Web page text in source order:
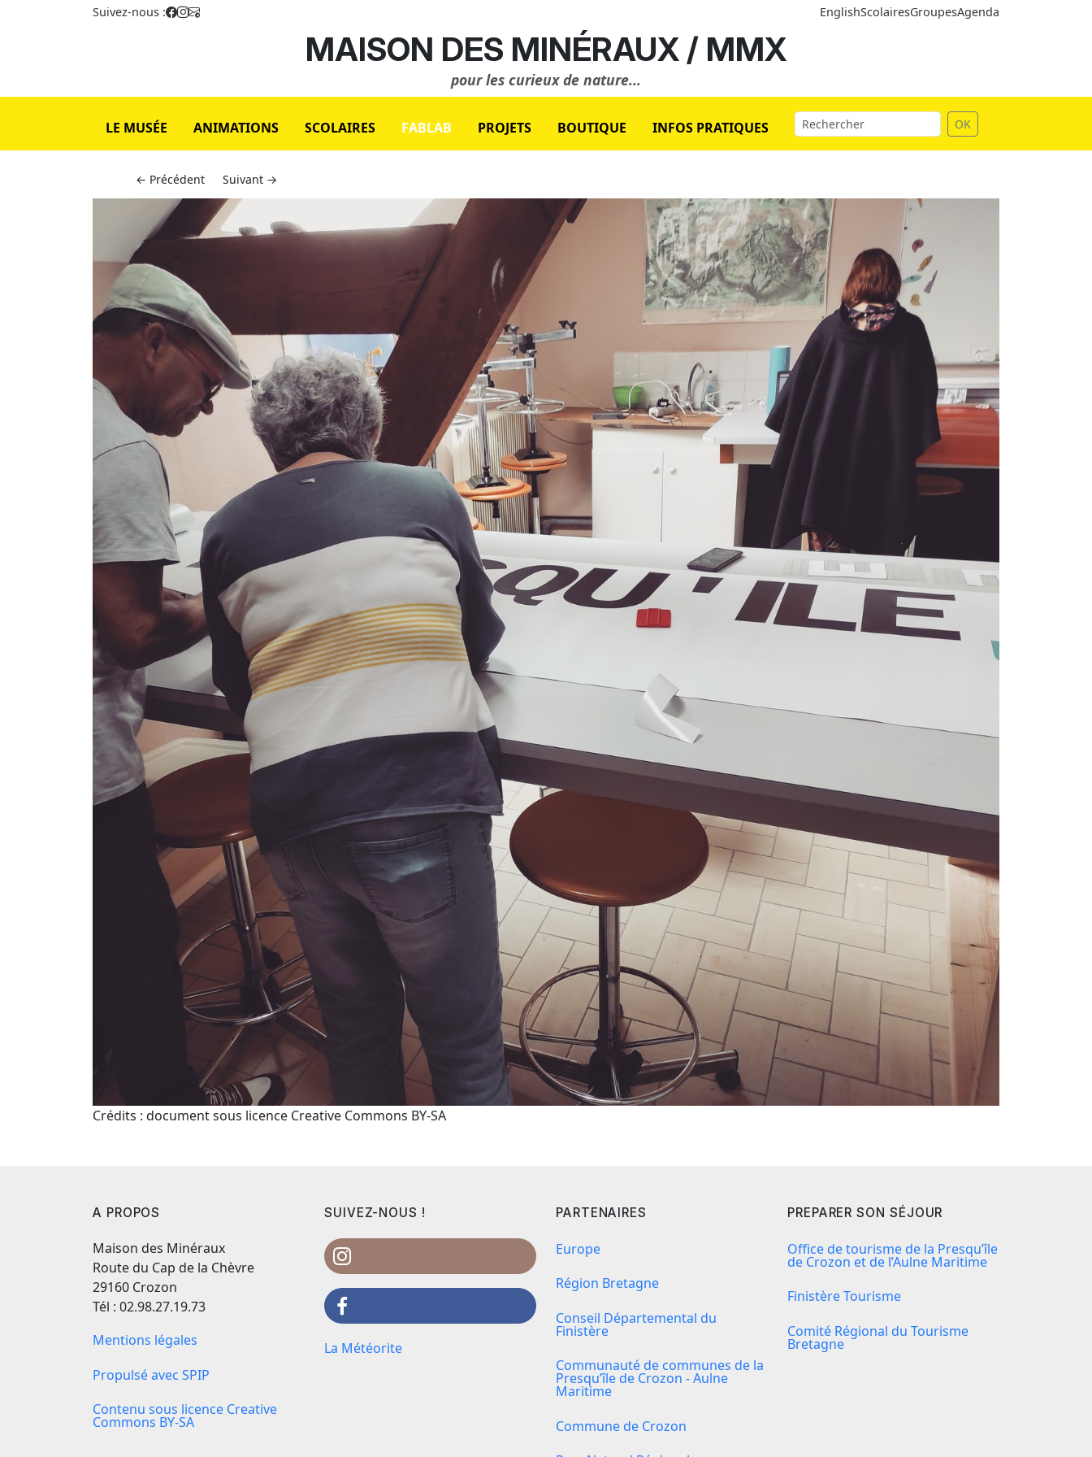
Suivez-nous : EnglishScolairesGroupesAgenda
MAISON DES MINÉRAUX / MMX
pour les curieux de nature...
LE MUSÉE ANIMATIONS SCOLAIRES FABLAB PROJETS BOUTIQUE INFOS PRATIQUES OK
← Précédent Suivant →
Crédits : document sous licence Creative Commons BY-SA
A PROPOS
Maison des Minéraux
Route du Cap de la Chèvre
29160 Crozon
Tél : 02.98.27.19.73
Mentions légales
Propulsé avec SPIP
Contenu sous licence Creative
Commons BY-SA
SUIVEZ-NOUS !
La Météorite
PARTENAIRES
Europe
Région Bretagne
Conseil Départemental du
Finistère
Communauté de communes de la
Presqu’île de Crozon - Aulne
Maritime
Commune de Crozon
PREPARER SON SÉJOUR
Office de tourisme de la Presqu’île
de Crozon et de l’Aulne Maritime
Finistère Tourisme
Comité Régional du Tourisme
Bretagne